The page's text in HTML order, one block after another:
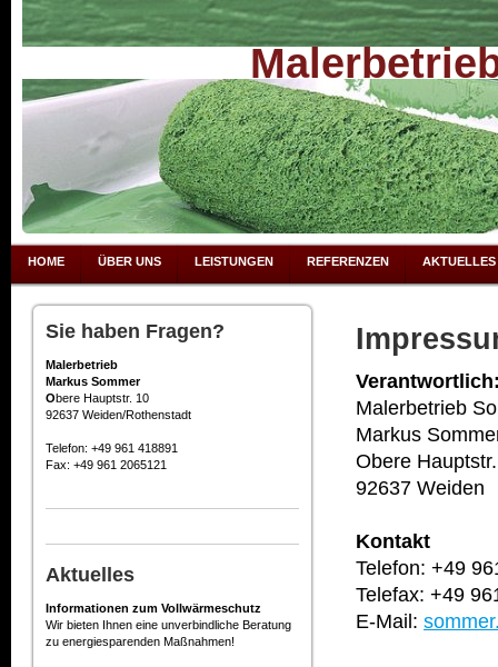
HOME ÜBER UNS LEISTUNGEN REFERENZEN AKTUELLES
Sie haben Fragen?
Malerbetrieb
Markus Sommer
Obere Hauptstr. 10
92637 Weiden/Rothenstadt
Telefon: +49 961 418891
Fax: +49 961 2065121
Aktuelles
Informationen zum Vollwärmeschutz
Wir bieten Ihnen eine unverbindliche Beratung
zu energiesparenden Maßnahmen!
Malerbetrieb
Markus
Obere
92637 Weiden
Kontakt
Telefon: +49
Telefax: +49
E-Mail: